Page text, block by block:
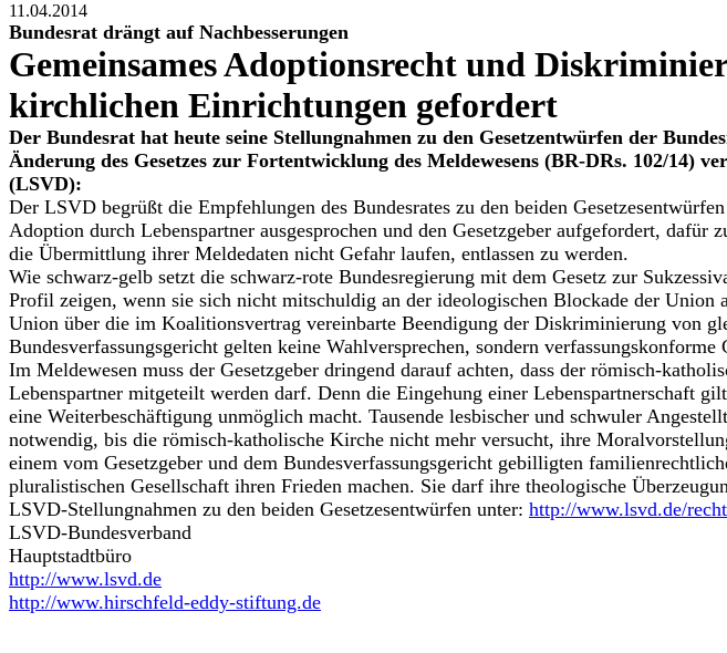
11.04.2014
Bundesrat drängt auf Nachbesserungen
Gemeinsames Adoptionsrecht und
kirchlichen Einrichtungen gefordert
Der Bundesrat hat heute seine Stellungnahmen zu den Gesetzentwürfen der
Änderung des Gesetzes zur Fortentwicklung des Meldewesens (BR-DRs. 102/14)
(LSVD):
Der LSVD begrüßt die Empfehlungen des Bundesrates zu den beiden
Adoption durch Lebenspartner ausgesprochen und den Gesetzgeber aufgefordert,
die Übermittlung ihrer Meldedaten nicht Gefahr laufen, entlassen zu werden.
Wie schwarz-gelb setzt die schwarz-rote Bundesregierung mit dem Gesetz zur
Profil zeigen, wenn sie sich nicht mitschuldig an der ideologischen Blockade der
Union über die im Koalitionsvertrag vereinbarte Beendigung der Diskriminierung von
Bundesverfassungsgericht gelten keine Wahlversprechen, sondern verfassungskonforme
Im Meldewesen muss der Gesetzgeber dringend darauf achten, dass der römisch-
Lebenspartner mitgeteilt werden darf. Denn die Eingehung einer Lebenspartnerschaft
eine Weiterbeschäftigung unmöglich macht. Tausende lesbischer und schwuler
notwendig, bis die römisch-katholische Kirche nicht mehr versucht, ihre
einem vom Gesetzgeber und dem Bundesverfassungsgericht gebilligten
pluralistischen Gesellschaft ihren Frieden machen. Sie darf ihre theologische
LSVD-Stellungnahmen zu den beiden Gesetzesentwürfen unter: http://www.lsvd.de/
LSVD-Bundesverband
Hauptstadtbüro
http://www.lsvd.de
http://www.hirschfeld-eddy-stiftung.de